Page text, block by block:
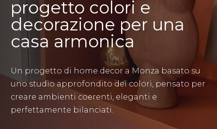
progetto colori e
decorazione per una
casa armonica
Un progetto di home decor a Monza basato su
uno studio approfondito dei colori, pensato per
creare ambienti coerenti, eleganti e
perfettamente bilanciati.